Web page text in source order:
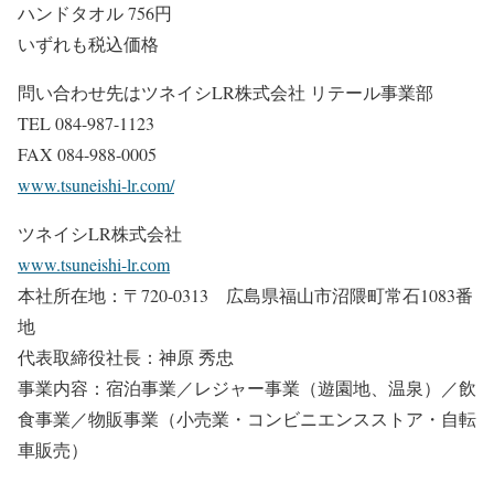
ハンドタオル 756円
いずれも税込価格
問い合わせ先はツネイシLR株式会社 リテール事業部
TEL 084-987-1123
FAX 084-988-0005
www.tsuneishi-lr.com/
ツネイシLR株式会社
www.tsuneishi-lr.com
本社所在地：〒720-0313 広島県福山市沼隈町常石1083番
地
代表取締役社長：神原 秀忠
事業内容：宿泊事業／レジャー事業（遊園地、温泉）／飲
食事業／物販事業（小売業・コンビニエンスストア・自転
車販売）